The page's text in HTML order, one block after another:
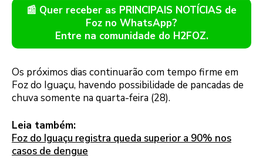
📰 Quer receber as PRINCIPAIS NOTÍCIAS de
Foz no WhatsApp?
Entre na comunidade do H2FOZ.
Os próximos dias continuarão com tempo firme em
Foz do Iguaçu, havendo possibilidade de pancadas de
chuva somente na quarta-feira (28).
Leia também:
Foz do Iguaçu registra queda superior a 90% nos
casos de dengue